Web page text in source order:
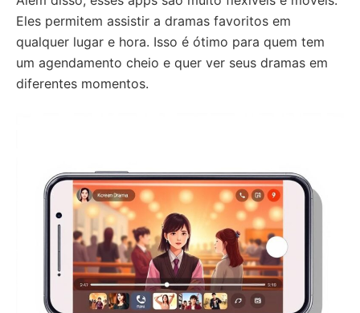
Eles permitem assistir a dramas favoritos em
qualquer lugar e hora. Isso é ótimo para quem tem
um agendamento cheio e quer ver seus dramas em
diferentes momentos.